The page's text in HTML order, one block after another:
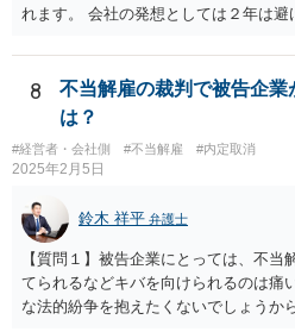
れます。 会社の発想としては２年は
8
不当解雇の裁判で被告企
は？
#経営者・会社側 #不当解雇 #内定取消
2025年2月5日
鈴木 祥平 弁護士
【質問１】被告企業にとっては、不
てられるなどキバを向けられるのは痛
な法的紛争を抱えたくないでしょうか